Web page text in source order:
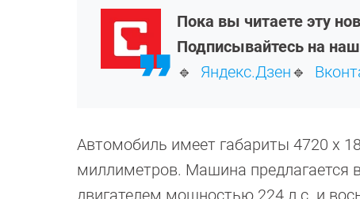
Пока вы читаете эту
Подписывайтесь на
🔹 Яндекс.Дзен🔹
Автомобиль имеет габариты 4720 х
миллиметров. Машина предлагается
двигателем мощностью 224 л.с. и